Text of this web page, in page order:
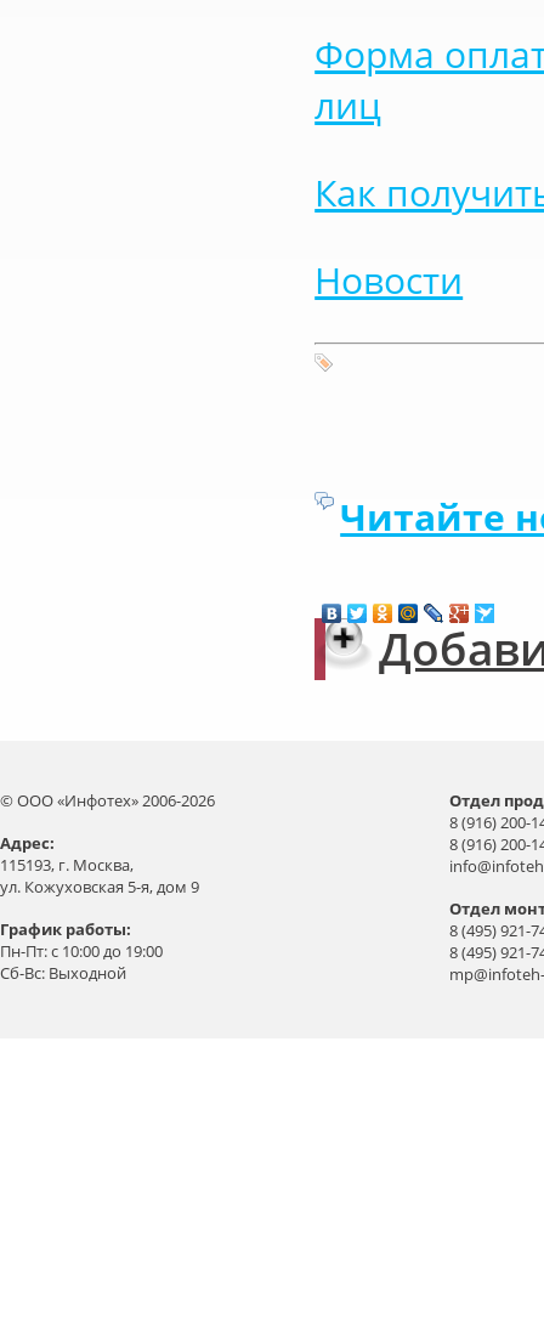
Форма
лиц
Как
Новости
Читайте
© ООО «Инфотех» 2006-2026
Aдрес:
115193, г. Москва,
ул. Кожуховская 5-я, дом 9
График работы:
Пн-Пт: с 10:00 до 19:00
Сб-Вс: Выходной
Отдел
8 (916) 200-
8 (916) 200-
Отдел
8 (495) 921-
8 (495) 921-